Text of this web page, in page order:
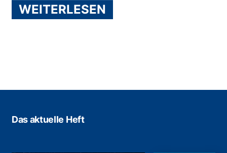
WEITERLESEN
Das aktuelle Heft